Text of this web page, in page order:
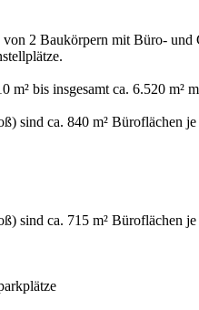
2 Baukörpern mit Büro- und
m² bis insgesamt ca. 6.520 m²
sind ca. 840 m² Büroflächen
sind ca. 715 m² Büroflächen